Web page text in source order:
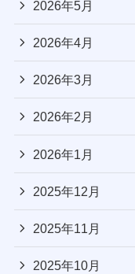
2026年5月
2026年4月
2026年3月
2026年2月
2026年1月
2025年12月
2025年11月
2025年10月